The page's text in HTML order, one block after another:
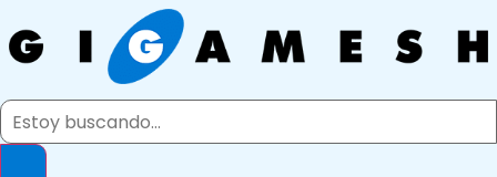
al
contenido
Search